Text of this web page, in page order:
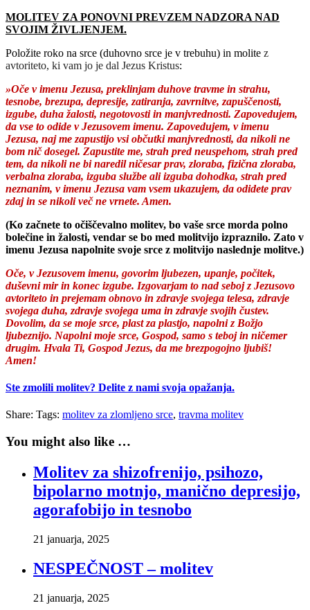
MOLITEV ZA PONOVNI PREVZEM NADZORA NAD
SVOJIM ŽIVLJENJEM.
Položite roko na srce (duhovno srce je v trebuhu) in molite z
avtoriteto, ki vam jo je dal Jezus Kristus:
»Oče v imenu Jezusa, preklinjam duhove travme in strahu,
tesnobe, brezupa, depresije, zatiranja, zavrnitve, zapuščenosti,
izgube, duha žalosti, negotovosti in manjvrednosti. Zapovedujem,
da vse to odide v Jezusovem imenu. Zapovedujem, v imenu
Jezusa, naj me zapustijo vsi občutki manjvrednosti, da nikoli ne
bom nič dosegel. Zapustite me, strah pred neuspehom, strah pred
tem, da nikoli ne bi naredil ničesar prav, zloraba, fizična zloraba,
verbalna zloraba, izguba službe ali izguba dohodka, strah pred
neznanim, v imenu Jezusa vam vsem ukazujem, da odidete prav
zdaj in se nikoli več ne vrnete. Amen.
(Ko začnete to očiščevalno molitev, bo vaše srce morda polno
bolečine in žalosti, vendar se bo med molitvijo izpraznilo. Zato v
imenu Jezusa napolnite svoje srce z molitvijo naslednje molitve.)
Oče, v Jezusovem imenu, govorim ljubezen, upanje, počitek,
duševni mir in konec izgube. Izgovarjam to nad seboj z Jezusovo
avtoriteto in prejemam obnovo in zdravje svojega telesa, zdravje
svojega duha, zdravje svojega uma in zdravje svojih čustev.
Dovolim, da se moje srce, plast za plastjo, napolni z Božjo
ljubeznijo. Napolni moje srce, Gospod, samo s teboj in ničemer
drugim. Hvala Ti, Gospod Jezus, da me brezpogojno ljubiš!
Amen!
Ste zmolili molitev? Delite z nami svoja opažanja.
Share: Tags: molitev za zlomljeno srce, travma molitev
You might also like …
Molitev za shizofrenijo, psihozo,
bipolarno motnjo, manično depresijo,
agorafobijo in tesnobo
21 januarja, 2025
NESPEČNOST – molitev
21 januarja, 2025